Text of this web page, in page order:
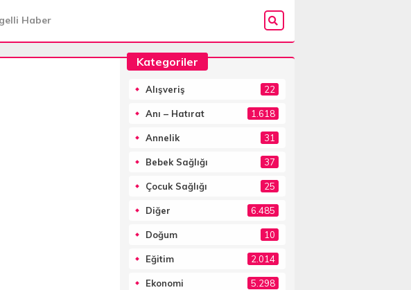
Haber
Kategoriler
Alışveriş 22
Anı – Hatırat 1.618
Annelik 31
Bebek Sağlığı 37
Çocuk Sağlığı 25
Diğer 6.485
Doğum 10
Eğitim 2.014
Ekonomi 5.298